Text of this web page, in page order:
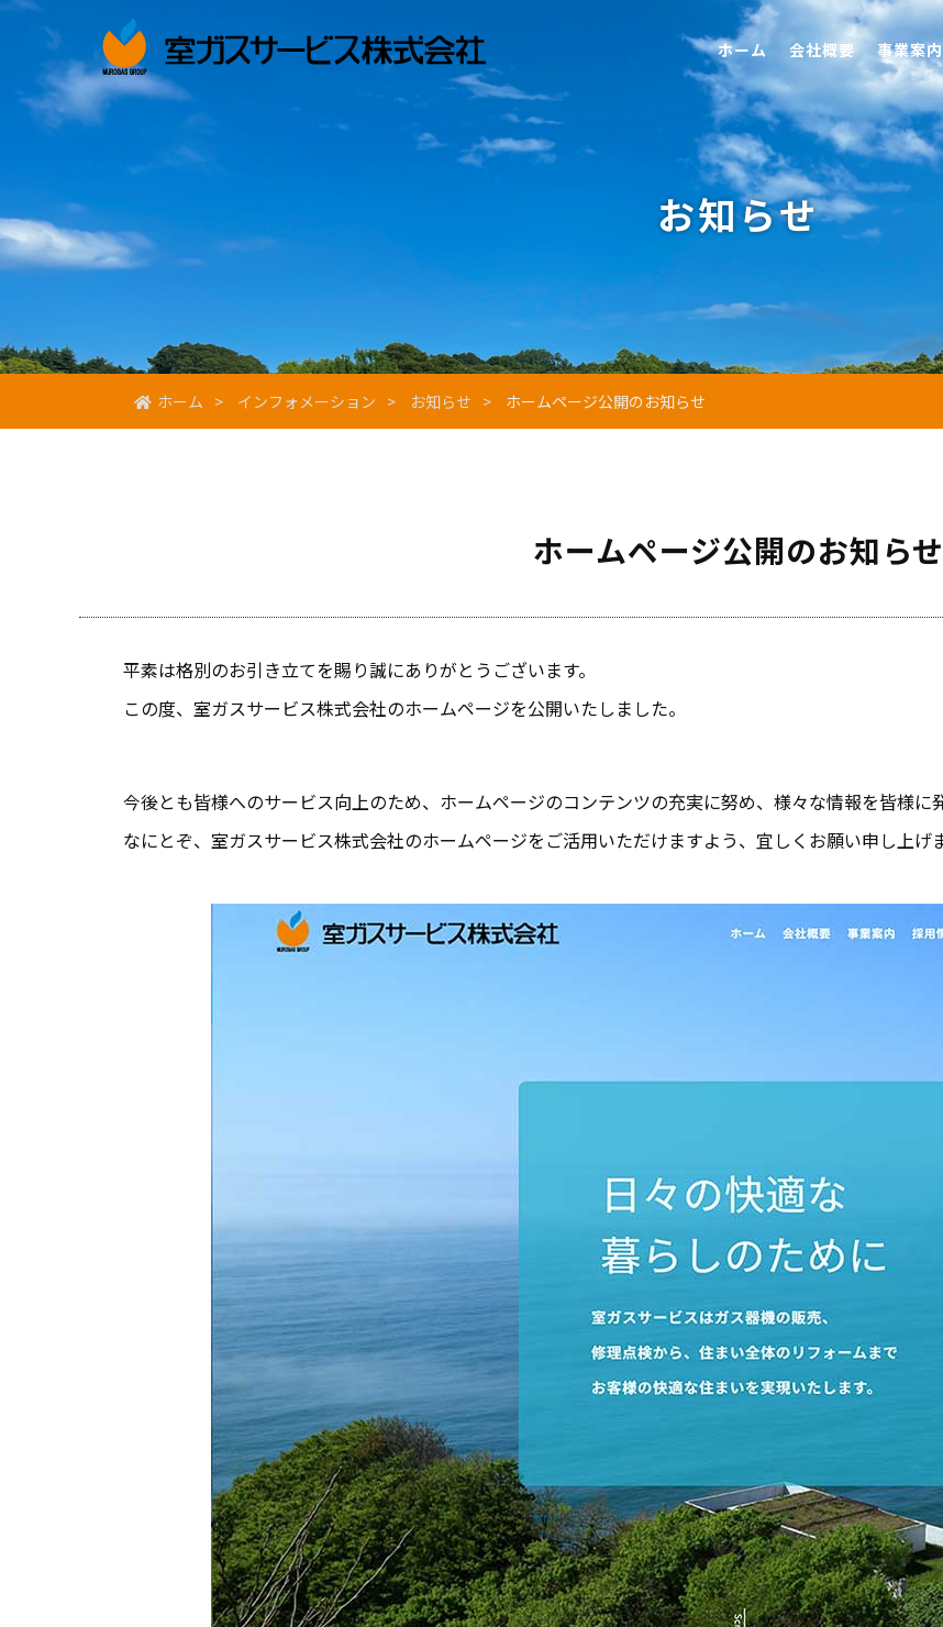
ホーム 会社概要 事業案内
お知らせ
ホーム インフォメーション お知らせ ホームページ公開のお知らせ
ホームページ公開のお知らせ
平素は格別のお引き立てを賜り誠にありがとうございます。
この度、室ガスサービス株式会社のホームページを公開いたしました。
今後とも皆様へのサービス向上のため、ホームページのコンテンツの充実に努め、様々な情報を皆様に
なにとぞ、室ガスサービス株式会社のホームページをご活用いただけますよう、宜しくお願い申し上げま